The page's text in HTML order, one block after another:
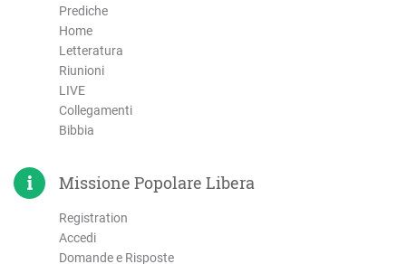
Prediche
Home
Letteratura
Riunioni
LIVE
Collegamenti
Bibbia
Missione Popolare Libera
Registration
Accedi
Domande e Risposte